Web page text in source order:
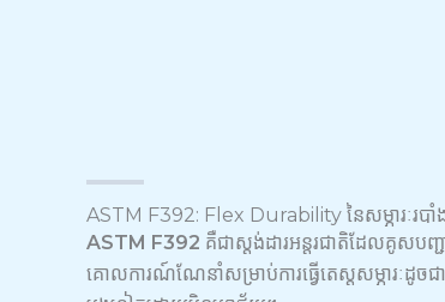
ASTM F392: Flex Durability នៃសម្ភារៈរប
ASTM F392 គឺជាស្តង់ដារអន្តរជាតិដែលគូសប
គោលការណ៍ណែនាំសម្រាប់ការធ្វើតេស្តសម្ភារៈដូច